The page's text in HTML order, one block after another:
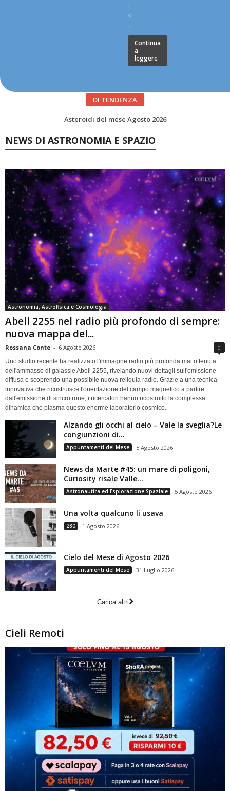
t
o
.
Continua
a
leggere
DI TENDENZA
Asteroidi del mese Agosto 2026
NEWS DI ASTRONOMIA E SPAZIO
Astronomia, Astrofisica e Cosmologia
Abell 2255 nel radio più profondo di sempre:
nuova mappa del...
Rossana Conte - 6 Agosto 2026 0
Uno studio recente ha realizzato l'immagine radio più profonda mai ottenuta
dell'ammasso di galassie Abell 2255, rivelando nuovi dettagli sull'emissione
diffusa e scoprendo una possibile nuova reliquia radio. Grazie a una tecnica
innovativa che ricostruisce l'orientazione del campo magnetico a partire
dall'emissione di sincrotrone, i ricercatori hanno ricostruito la complessa
dinamica che plasma questo enorme laboratorio cosmico.
Alzando gli occhi al cielo – Vale la sveglia?Le
congiunzioni di...
Appuntamenti del Mese 5 Agosto 2026
News da Marte #45: un mare di poligoni,
Curiosity risale Valle...
Astronautica ed Esplorazione Spaziale 5 Agosto 2026
Una volta qualcuno li usava
280 1 Agosto 2026
Cielo del Mese di Agosto 2026
Appuntamenti del Mese 31 Luglio 2026
Carica altri
Cieli Remoti